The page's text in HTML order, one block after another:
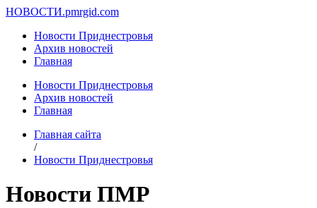
НОВОСТИ.pmrgid.com
Новости Приднестровья
Архив новостей
Главная
Новости Приднестровья
Архив новостей
Главная
Главная сайта
/
Новости Приднестровья
Новости ПМР